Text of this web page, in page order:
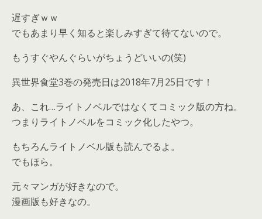
遅すぎｗｗ
でもあまり早く知ると楽しみすぎて待てないので。
もうすぐやんぐらいがちょうどいいの(笑)
異世界食堂3巻の発売日は2018年7月25日です！
あ、これ…ライトノベルではなくてコミック版の方ね。
つまりライトノベルをコミック化したやつ。
もちろんライトノベル版も読んでるよ。
でもほら。
元々マンガが好きなので。
漫画版も好きなの。